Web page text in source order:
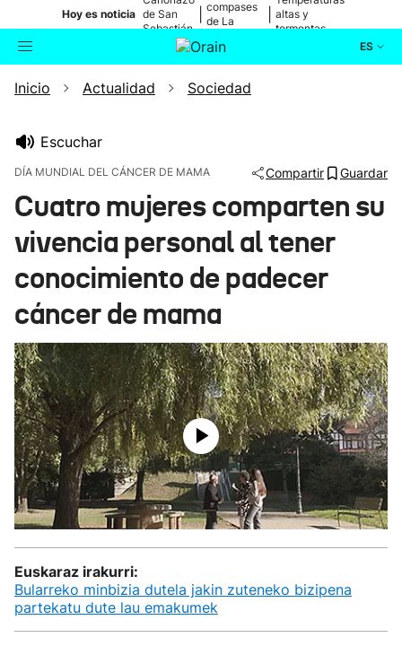
Hoy es noticia de San
Sebastián
compases
de La
altas y
tormentas
ES
Buscador Actualidad
Ikusmiran
Eguraldia
Inicio Actualidad Sociedad
Escuchar
DÍA MUNDIAL DEL CÁNCER DE MAMA Compartir Guardar
Cuatro mujeres comparten su
vivencia personal al tener
conocimiento de padecer
cáncer de mama
Euskaraz irakurri:
Bularreko minbizia dutela jakin zuteneko bizipena
partekatu dute lau emakumek